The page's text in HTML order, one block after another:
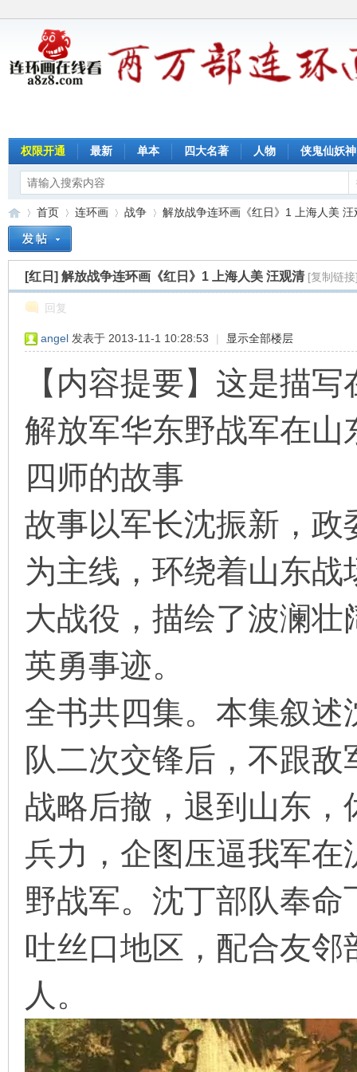
权限开通 最新 单本 四大名著 人物 侠鬼仙妖神
»
首页
›
连环画
›
战争
›
解放战争连环画《红日》1 上海人美 汪
[红日] 解放战争连环画《红日》1 上海人美 汪观清 [复制链
回复
angel 发表于 2013-11-1 10:28:53 | 显示全部楼层
【内容提要】这是描
解放军华东野战军在
四师的故事
故事以军长沈振新，
为主线，环绕着山东
大战役，描绘了波澜
英勇事迹。
全书共四集。本集叙
队二次交锋后，不跟
战略后撤，退到山东
兵力，企图压逼我军
野战军。沈丁部队奉
吐丝口地区，配合友
人。